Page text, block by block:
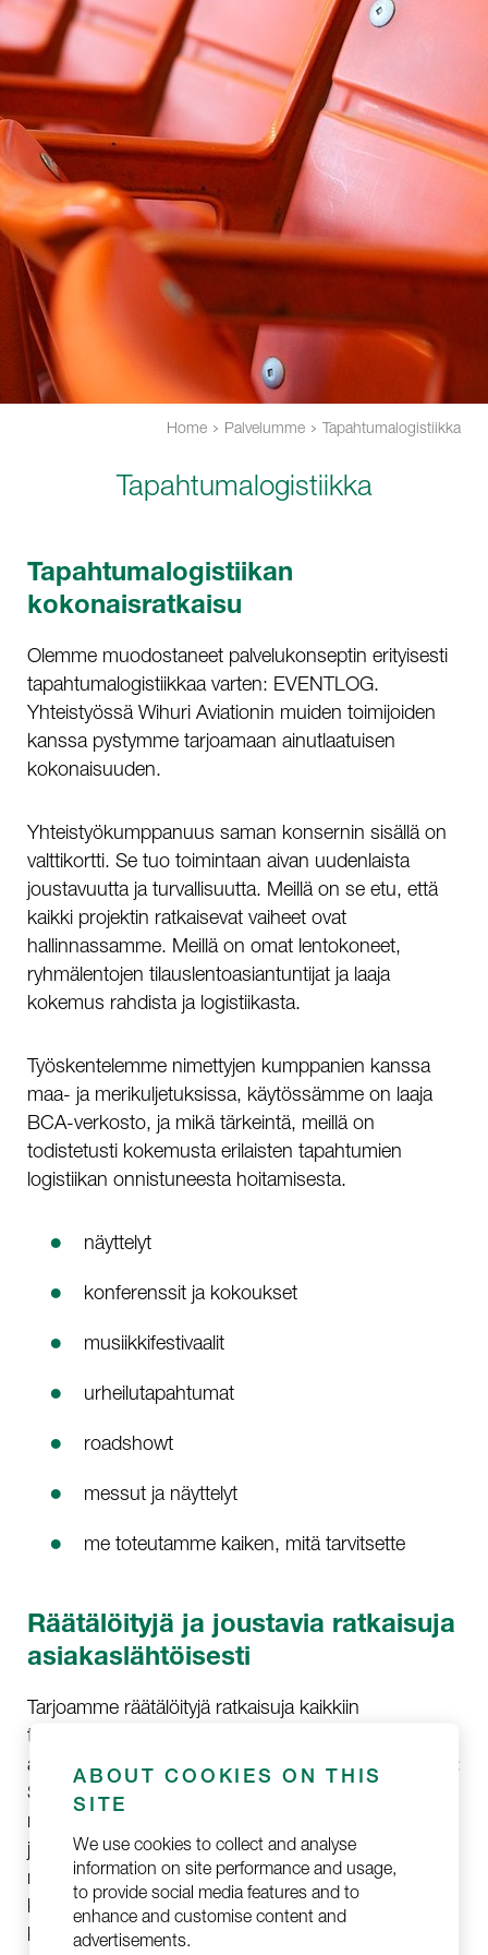
Home Palvelumme Tapahtumalogistiikka
Tapahtumalogistiikka
Tapahtumalogistiikan
kokonaisratkaisu
Olemme muodostaneet palvelukonseptin erityisesti
tapahtumalogistiikkaa varten: EVENTLOG.
Yhteistyössä Wihuri Aviationin muiden toimijoiden
kanssa pystymme tarjoamaan ainutlaatuisen
kokonaisuuden.
Yhteistyökumppanuus saman konsernin sisällä on
valttikortti. Se tuo toimintaan aivan uudenlaista
joustavuutta ja turvallisuutta. Meillä on se etu, että
kaikki projektin ratkaisevat vaiheet ovat
hallinnassamme. Meillä on omat lentokoneet,
ryhmälentojen tilauslentoasiantuntijat ja laaja
kokemus rahdista ja logistiikasta.
Työskentelemme nimettyjen kumppanien kanssa
maa- ja merikuljetuksissa, käytössämme on laaja
BCA-verkosto, ja mikä tärkeintä, meillä on
todistetusti kokemusta erilaisten tapahtumien
logistiikan onnistuneesta hoitamisesta.
näyttelyt
konferenssit ja kokoukset
musiikkifestivaalit
urheilutapahtumat
roadshowt
messut ja näyttelyt
me toteutamme kaiken, mitä tarvitsette
Räätälöityjä ja joustavia ratkaisuja
asiakaslähtöisesti
Tarjoamme räätälöityjä ratkaisuja kaikkiin
tapahtumalogistiikan tarpeisiin. Suurten logistiikka-
alan jättiläisten kanssa tiedät, miten prosessi etenee:
Saat täsmälleen samaa palvelua kuin kaikki muutkin
määritellyn palvelumallin mukaisesti, mutta
joustavuus on erittäin rajallista. Me voimme tarjota
molempien maailmojen parhaat puolet: Olemme
ketterä ja joustava toimija, mutta meillä on myös
käytössämme Wihuri Aviationin vakaat taloudelliset
ABOUT COOKIES ON THIS
SITE
We use cookies to collect and analyse
information on site performance and usage,
to provide social media features and to
enhance and customise content and
advertisements.